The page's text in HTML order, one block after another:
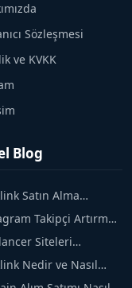
Sözleşmesi
ve KVKK
Blog
Satın Alma
Güvenli SEO İçin
Takipçi Artırma
Organik Büyüme
Siteleri
Doğru Seçim Nasıl
Nedir ve Nasıl
Etkili Yöntemler